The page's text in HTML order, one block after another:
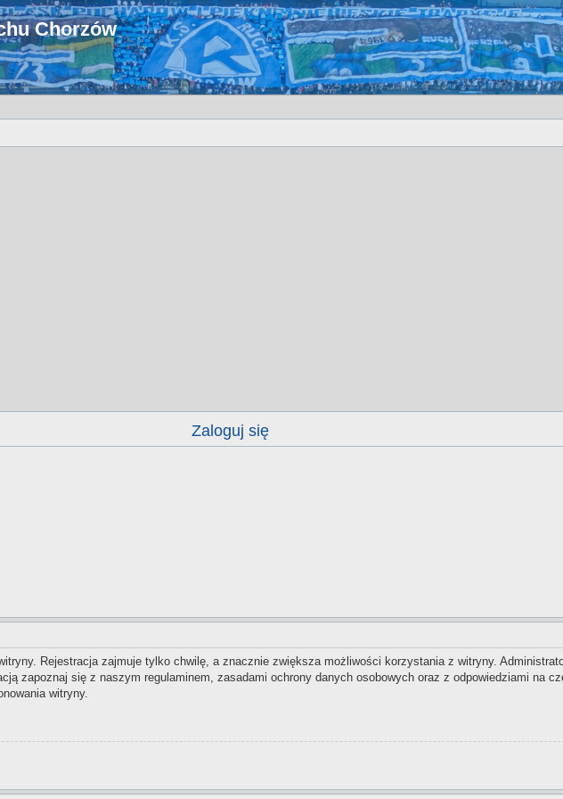
Chorzów
Zaloguj się
Rejestracja zajmuje tylko chwilę, a znacznie zwiększa możliwości korzystania z witryny.
zapoznaj się z naszym regulaminem, zasadami ochrony danych osobowych oraz z odpowiedziami na
witryny.